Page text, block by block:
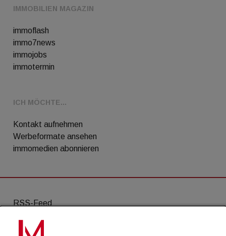
IMMOBILIEN MAGAZIN
immoflash
immo7news
immojobs
immotermin
ICH MÖCHTE...
Kontakt aufnehmen
Werbeformate ansehen
immomedien abonnieren
RSS-Feed
AGB